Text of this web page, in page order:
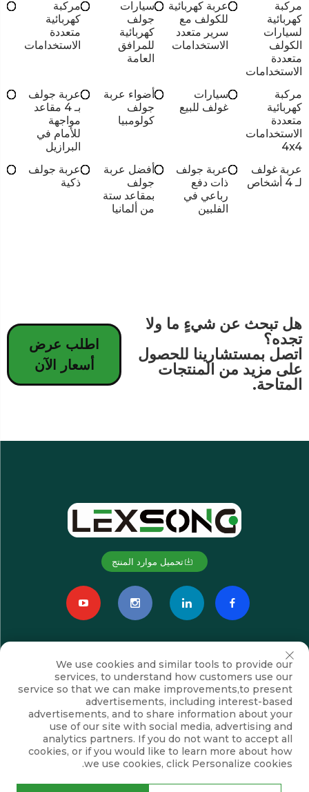
مركبة
كهربائية
لسيارات
الكولف
متعددة
الاستخدامات
عربة كهربائية
للكولف مع
سرير متعدد
الاستخدامات
سيارات
جولف
كهربائية
للمرافق
العامة
مركبة
كهربائية
متعددة
الاستخدامات
مركبة
كهربائية
متعددة
الاستخدامات
4x4
سيارات
غولف للبيع
أضواء عربة
جولف
كولومبيا
عربة جولف
بـ 4 مقاعد
مواجهة
للأمام في
البرازيل
عربة غولف
لـ 4 أشخاص
عربة جولف
ذات دفع
رباعي في
الفلبين
أفضل عربة
جولف
بمقاعد ستة
من ألمانيا
عربة جولف
ذكية
هل تبحث عن شيءٍ ما ولا
تجده؟
اتصل بمستشارينا للحصول
على مزيد من المنتجات
المتاحة.
اطلب عرض
أسعار الآن
تحميل موارد المنتج
اشترك
حقوق النشر © شركة سوزهو لكسونغ للتجهيزات الكهروميكانيكية المحدودة. جميع
We use cookies and similar tools to provide our
services, to understand how customers use our
service so that we can make improvements,to present
advertisements, including interest-based
advertisements, and to share information about your
use of our site with social media, advertising and
analytics partners. If you do not want to accept all
cookies, or if you would like to learn more about how
we use cookies, click Personalize cookies.